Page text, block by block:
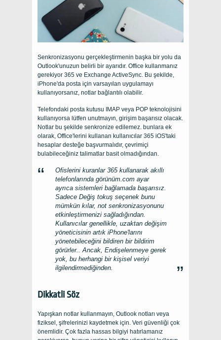
Senkronizasyonu gerçekleştirmenin başka bir yolu da
Outlook'unuzun belirli bir ayarıdır. Office kullanmanız
gerekiyor 365 ve Exchange ActiveSync. Bu şekilde,
iPhone'da posta için varsayılan uygulamayı
kullanıyorsanız, notlar bağlantılı olabilir.
Telefondaki posta kutusu IMAP veya POP teknolojisini
kullanıyorsa lütfen unutmayın, girişim başarısız olacak.
Notlar bu şekilde senkronize edilemez. bunlara ek
olarak, Office'lerini kullanan kullanıcılar 365 iOS'taki
hesaplar desteğe başvurmalıdır, çevrimiçi
bulabileceğiniz talimatlar basit olmadığından.
Ofislerini kuranlar 365 kullanarak akıllı
telefonlarında görünüm.com ayar
ayrıca sistemleri bağlamada başarısız.
Sadece Değiş tokuş seçenek bunu
mümkün kılar, not senkronizasyonunu
etkinleştirmenizi sağladığından.
Kullanıcılar genellikle, uzaktan değişim
yöneticisinin artık iPhone'larını
yönetebileceğini bildiren bir bildirim
görürler.. Ancak, Endişelenmeye gerek
yok, bu herhangi bir kişisel veriyi
ilgilendirmediğinden.
Dikkatli Söz
Yapışkan notlar kullanmayın, Outlook notları veya
fiziksel, şifrelerinizi kaydetmek için. Veri güvenliği çok
önemlidir. Çok fazla hassas bilgiyi hatırlamanız